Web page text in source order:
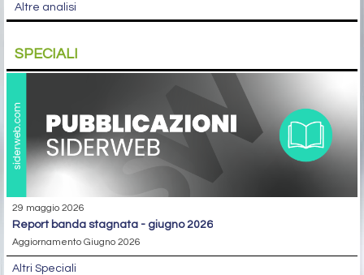
Altre analisi
SPECIALI
29 maggio 2026
report banda stagnata - giugno 2026
Aggiornamento Giugno 2026
Altri Speciali